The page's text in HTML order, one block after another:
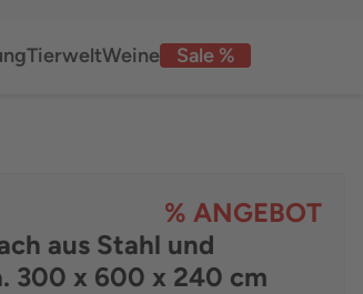
Sale %
TierweltWeine
% ANGEBOT
aus Stahl und
300 x 600 x 240 cm